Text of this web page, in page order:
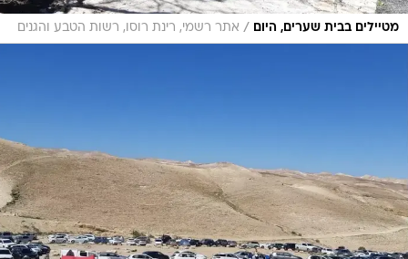
מטיילים בבית שערים, היום / אתר רשמי, רינת רוסו, רשות הטבע והגנים